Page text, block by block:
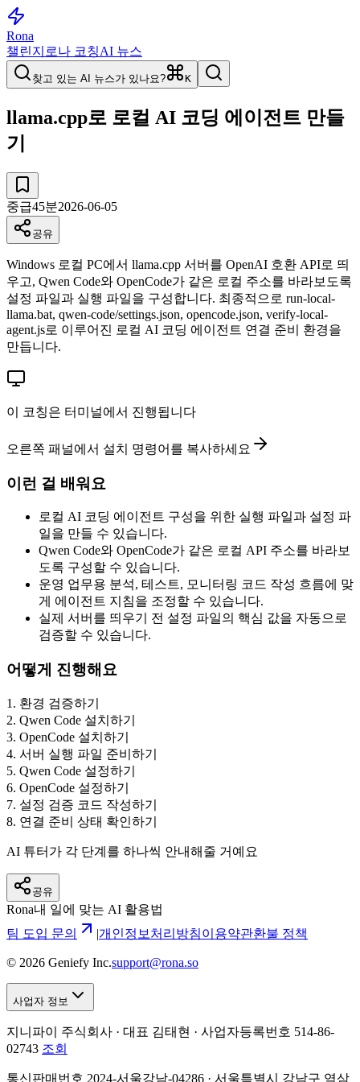
Rona
챌린지 로나 코칭AI 뉴스
찾고 있는 AI 뉴스가 있나요? K
llama.cpp로 로컬 AI 코딩 에이전트 만들
기
중급45분2026-06-05
공유
Windows 로컬 PC에서 llama.cpp 서버를 OpenAI 호환 API로 띄
우고, Qwen Code와 OpenCode가 같은 로컬 주소를 바라보도록
설정 파일과 실행 파일을 구성합니다. 최종적으로 run-local-
llama.bat, qwen-code/settings.json, opencode.json, verify-local-
agent.js로 이루어진 로컬 AI 코딩 에이전트 연결 준비 환경을
만듭니다.
이 코칭은 터미널에서 진행됩니다
오른쪽 패널에서 설치 명령어를 복사하세요
이런 걸 배워요
로컬 AI 코딩 에이전트 구성을 위한 실행 파일과 설정 파
일을 만들 수 있습니다.
Qwen Code와 OpenCode가 같은 로컬 API 주소를 바라보
도록 구성할 수 있습니다.
운영 업무용 분석, 테스트, 모니터링 코드 작성 흐름에 맞
게 에이전트 지침을 조정할 수 있습니다.
실제 서버를 띄우기 전 설정 파일의 핵심 값을 자동으로
검증할 수 있습니다.
어떻게 진행해요
1 . 환경 검증하기
2. Qwen Code 설치하기
3. OpenCode 설치하기
4. 서버 실행 파일 준비하기
5. Qwen Code 설정하기
6. OpenCode 설정하기
7. 설정 검증 코드 작성하기
8. 연결 준비 상태 확인하기
AI 튜터가 각 단계를 하나씩 안내해줄 거예요
공유
Rona내 일에 맞는 AI 활용법
팀 도입 문의
|개인정보처리방침이용약관환불 정책
© 2026 Geniefy Inc.support@rona.so
사업자 정보
지니파이 주식회사 · 대표 김태현 · 사업자등록번호 514-86-
02743 조회
통신판매번호 2024-서울강남-04286 · 서울특별시 강남구 역삼